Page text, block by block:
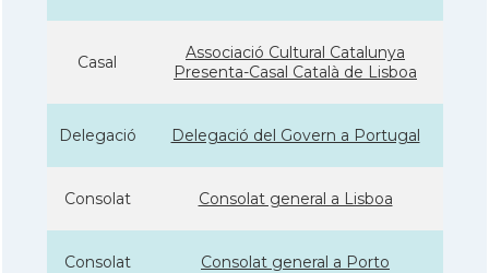
Casal
Associació Cultural Catalunya
Presenta-Casal Català de Lisboa
Delegació Delegació del Govern a Portugal
Consolat Consolat general a Lisboa
Consolat Consolat general a Porto